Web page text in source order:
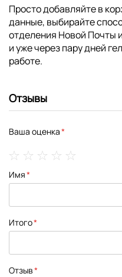
Просто добавляйте в
данные, выбирайте
отделения Новой Почты
и уже через пару дней
работе.
Отзывы
Ваша оценка
star
stars
stars
stars
stars
Имя
Итого
Отзыв